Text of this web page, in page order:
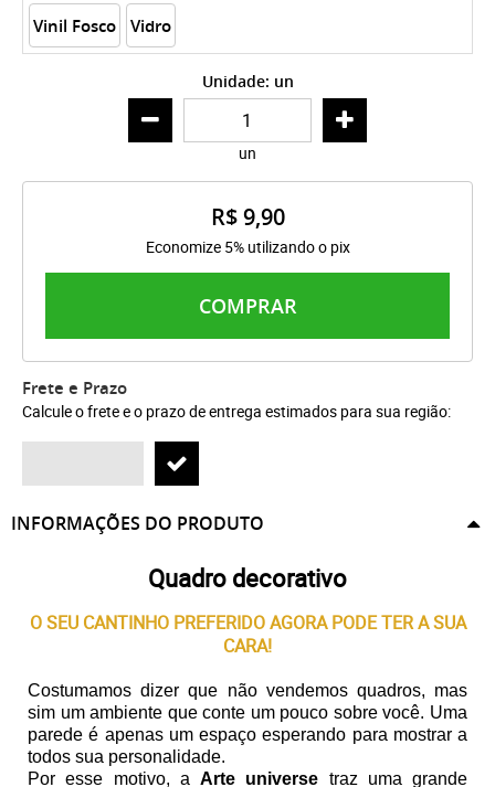
Vinil Fosco Vidro
Unidade: un
un
R$ 9,90
Economize 5% utilizando o pix
COMPRAR
Frete e Prazo
Calcule o frete e o prazo de entrega estimados para sua região:
INFORMAÇÕES DO PRODUTO
Quadro decorativo
O SEU CANTINHO PREFERIDO AGORA PODE TER A SUA
CARA!
Costumamos dizer que não vendemos quadros, mas
sim um ambiente que conte um pouco sobre você. Uma
parede é apenas um espaço esperando para mostrar a
todos sua personalidade.
Por esse motivo, a Arte universe traz uma grande